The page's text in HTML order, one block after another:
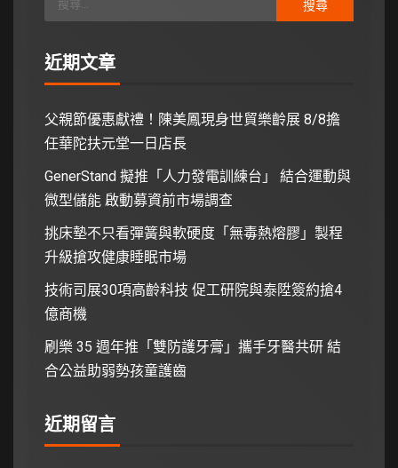
近期文章
父親節優惠獻禮！陳美鳳現身世貿樂齡展 8/8擔
任華陀扶元堂一日店長
GenerStand 擬推「人力發電訓練台」 結合運動與
微型儲能 啟動募資前市場調查
挑床墊不只看彈簧與軟硬度「無毒熱熔膠」製程
升級搶攻健康睡眠市場
技術司展30項高齡科技 促工研院與泰陞簽約搶4
億商機
刷樂 35 週年推「雙防護牙膏」攜手牙醫共研 結
合公益助弱勢孩童護齒
近期留言